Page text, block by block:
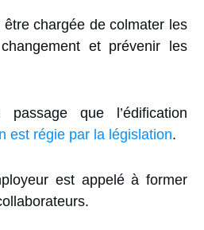
chargée de colmater les
et prévenir les
que l’édification
est régie par la législation.
est appelé à former